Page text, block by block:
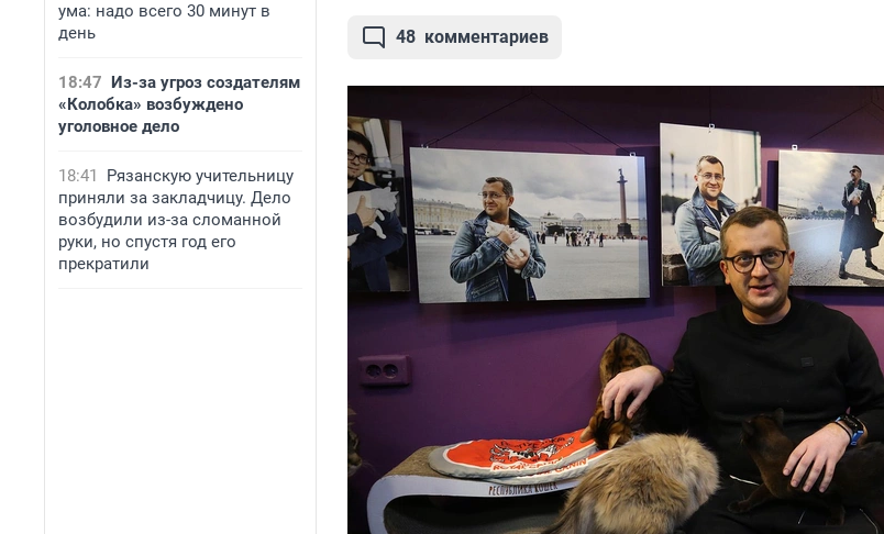
ума: надо всего 30 минут в
день
18:47 Из-за угроз создателям
«Колобка» возбуждено
уголовное дело
18:41
Рязанскую учительницу
приняли за закладчицу. Дело
возбудили из-за сломанной
руки, но спустя год его
прекратили
48 комментариев